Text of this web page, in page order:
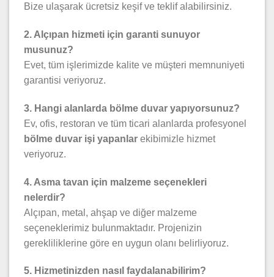
Bize ulaşarak ücretsiz keşif ve teklif alabilirsiniz.
2. Alçıpan hizmeti için garanti sunuyor
musunuz?
Evet, tüm işlerimizde kalite ve müşteri memnuniyeti
garantisi veriyoruz.
3. Hangi alanlarda bölme duvar yapıyorsunuz?
Ev, ofis, restoran ve tüm ticari alanlarda profesyonel
bölme duvar işi yapanlar ekibimizle hizmet
veriyoruz.
4. Asma tavan için malzeme seçenekleri
nelerdir?
Alçıpan, metal, ahşap ve diğer malzeme
seçeneklerimiz bulunmaktadır. Projenizin
gerekliliklerine göre en uygun olanı belirliyoruz.
5. Hizmetinizden nasıl faydalanabilirim?